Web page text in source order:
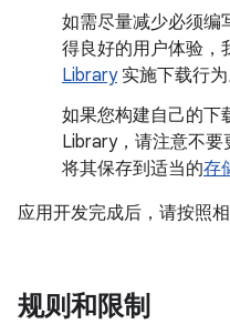
如需尽量减少必须编
得良好的用户体验，
Library实施下载行为
如果您构建自己的下
Library，请注意不
将其保存到适当的存
应用开发完成后，请按照
规则和限制